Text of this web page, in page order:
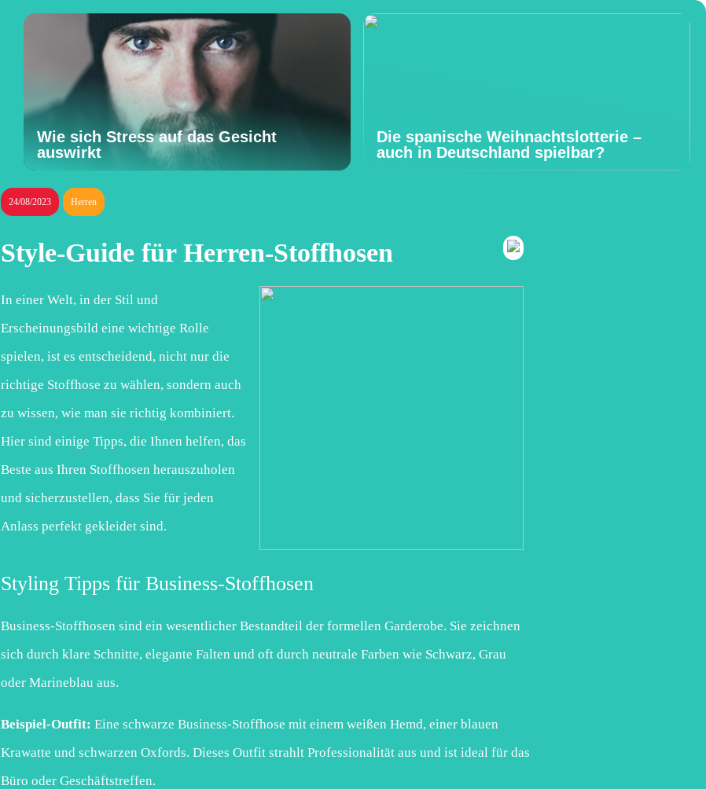
Wie sich Stress auf das Gesicht
auswirkt
Die spanische Weihnachtslotterie –
auch in Deutschland spielbar?
24/08/2023 Herren
Style-Guide für Herren-Stoffhosen
In einer Welt, in der Stil und
Erscheinungsbild eine wichtige Rolle
spielen, ist es entscheidend, nicht nur die
richtige Stoffhose zu wählen, sondern auch
zu wissen, wie man sie richtig kombiniert.
Hier sind einige Tipps, die Ihnen helfen, das
Beste aus Ihren Stoffhosen herauszuholen
und sicherzustellen, dass Sie für jeden
Anlass perfekt gekleidet sind.
Styling Tipps für Business-Stoffhosen
Business-Stoffhosen sind ein wesentlicher Bestandteil der formellen Garderobe. Sie zeichnen
sich durch klare Schnitte, elegante Falten und oft durch neutrale Farben wie Schwarz, Grau
oder Marineblau aus.
Beispiel-Outfit: Eine schwarze Business-Stoffhose mit einem weißen Hemd, einer blauen
Krawatte und schwarzen Oxfords. Dieses Outfit strahlt Professionalität aus und ist ideal für das
Büro oder Geschäftstreffen.